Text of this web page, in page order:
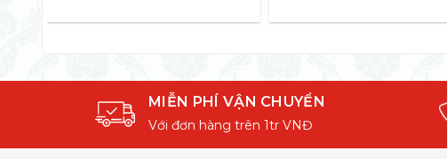
MIỄN PHÍ VẬN CHUYỂN
Với đơn hàng trên 1tr VNĐ